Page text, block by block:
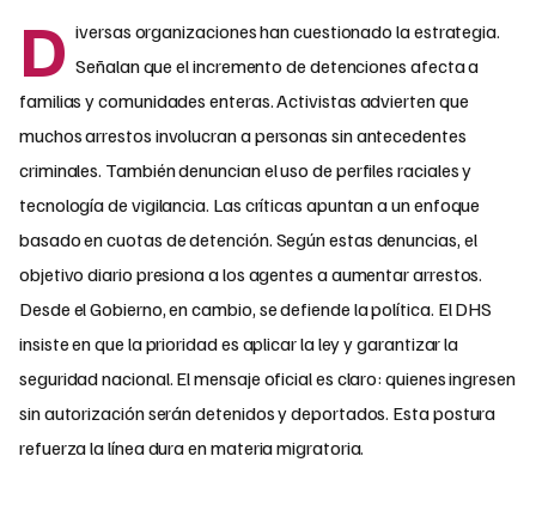
D iversas organizaciones han cuestionado la estrategia.
Señalan que el incremento de detenciones afecta a
familias y comunidades enteras. Activistas advierten que
muchos arrestos involucran a personas sin antecedentes
criminales. También denuncian el uso de perfiles raciales y
tecnología de vigilancia. Las críticas apuntan a un enfoque
basado en cuotas de detención. Según estas denuncias, el
objetivo diario presiona a los agentes a aumentar arrestos.
Desde el Gobierno, en cambio, se defiende la política. El DHS
insiste en que la prioridad es aplicar la ley y garantizar la
seguridad nacional. El mensaje oficial es claro: quienes ingresen
sin autorización serán detenidos y deportados. Esta postura
refuerza la línea dura en materia migratoria.